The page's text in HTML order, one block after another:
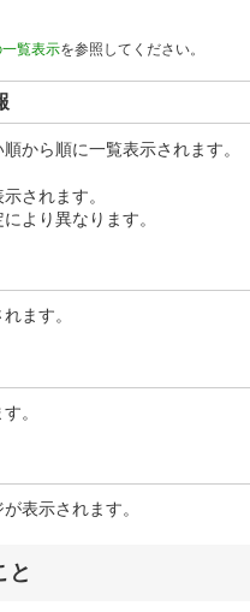
覧表示を参照してください。
から順に一覧表示されます。
されます。
より異なります。
ます。
。
表示されます。
と